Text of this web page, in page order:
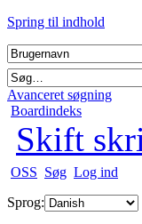
Spring til indhold
Avanceret søgning
Boardindeks
Skift
OSS Søg Log ind
Sprog: